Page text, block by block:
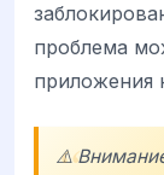
проблема
приложения
⚠️